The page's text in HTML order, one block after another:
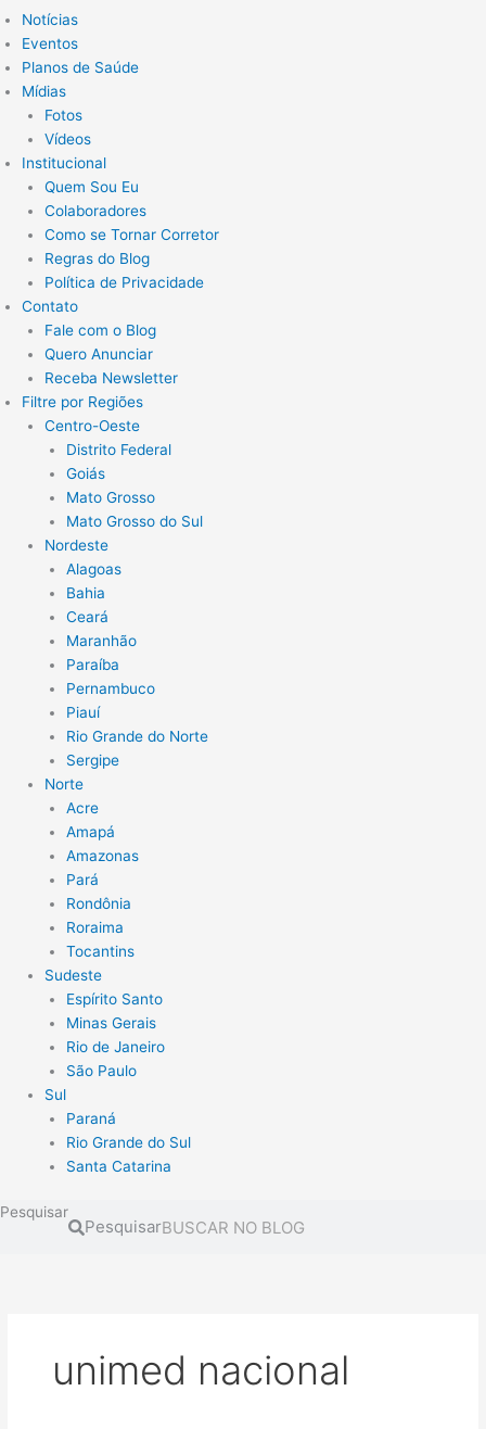
Notícias
Eventos
Planos de Saúde
Mídias
Fotos
Vídeos
Institucional
Quem Sou Eu
Colaboradores
Como se Tornar Corretor
Regras do Blog
Política de Privacidade
Contato
Fale com o Blog
Quero Anunciar
Receba Newsletter
Filtre por Regiões
Centro-Oeste
Distrito Federal
Goiás
Mato Grosso
Mato Grosso do Sul
Nordeste
Alagoas
Bahia
Ceará
Maranhão
Paraíba
Pernambuco
Piauí
Rio Grande do Norte
Sergipe
Norte
Acre
Amapá
Amazonas
Pará
Rondônia
Roraima
Tocantins
Sudeste
Espírito Santo
Minas Gerais
Rio de Janeiro
São Paulo
Sul
Paraná
Rio Grande do Sul
Santa Catarina
Pesquisar
Pesquisar
unimed nacional